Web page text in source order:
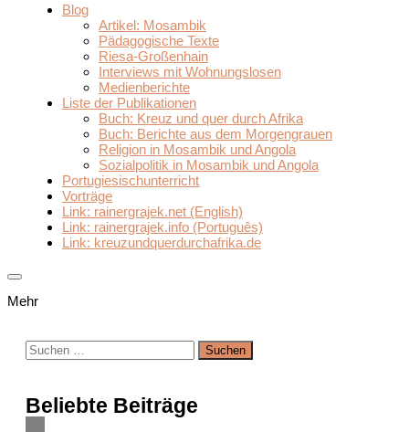
Blog
Artikel: Mosambik
Pädagogische Texte
Riesa-Großenhain
Interviews mit Wohnungslosen
Medienberichte
Liste der Publikationen
Buch: Kreuz und quer durch Afrika
Buch: Berichte aus dem Morgengrauen
Religion in Mosambik und Angola
Sozialpolitik in Mosambik und Angola
Portugiesischunterricht
Vorträge
Link: rainergrajek.net (English)
Link: rainergrajek.info (Português)
Link: kreuzundquerdurchafrika.de
Mehr
Suchen
nach:
Beliebte Beiträge